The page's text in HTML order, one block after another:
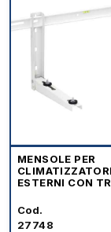
MENSOLE PER
CLIMATIZZATORI
ESTERNI CON
Cod.
27748